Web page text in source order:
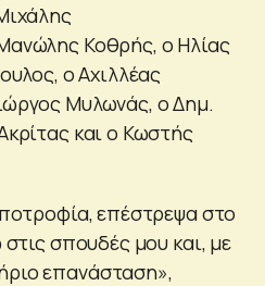
Κοθρής, ο Ηλίας
ο Αχιλλέας
Μυλωνάς, ο Δημ.
και ο Κωστής
επέστρεψα στο
σπουδές μου και, με
επανάσταση»,